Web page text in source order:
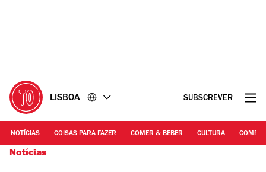
LISBOA SUBSCREVER
NOTÍCIAS COISAS PARA FAZER COMER & BEBER CULTURA
Notícias